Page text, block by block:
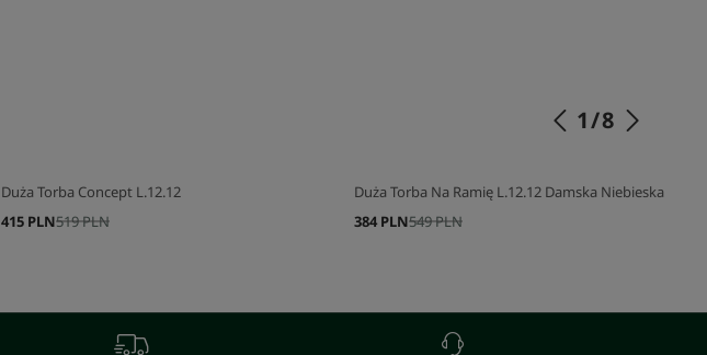
1/8
Duża Torba Concept L.12.12
519 PLN
415 PLN
Duża Torba Na Ramię L.12.12 Damska Niebieska
549 PLN
384 PLN